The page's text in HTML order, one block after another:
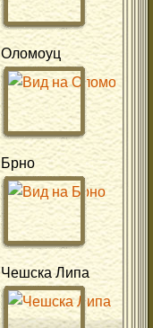
Оломоуц
Брно
Чешска Липа